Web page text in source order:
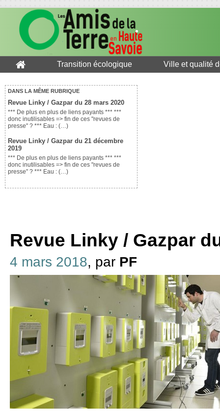
Transition écologique Ville et qualité
DANS LA MÊME RUBRIQUE
Revue Linky / Gazpar du 28 mars 2020
*** De plus en plus de liens payants *** ***
donc inutilisables => fin de ces "revues de
presse" ? *** Eau : (…)
Revue Linky / Gazpar du 21 décembre
2019
*** De plus en plus de liens payants *** ***
donc inutilisables => fin de ces "revues de
presse" ? *** Eau : (…)
Revue Linky / Gazpar
4 mars 2018, par PF